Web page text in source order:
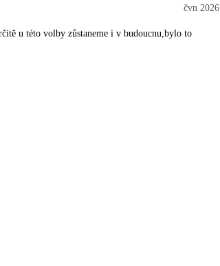
čvn 2026
u této volby zůstaneme i v budoucnu,bylo to